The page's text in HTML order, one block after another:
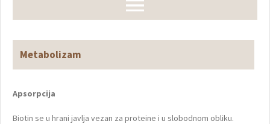
Metabolizam
Apsorpcija
Biotin se u hrani javlja vezan za proteine i u slobodnom obliku.